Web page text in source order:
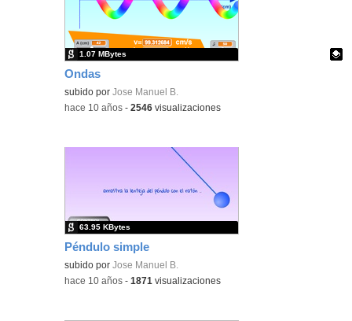
Ondas
Contenido educativo.
subido porJose Manuel B.
1.07 MBytes
-hace 10 años -2546 visualizaciones
Péndulo simple
subido porJose Manuel B.
63.95 KBytes
-hace 10 años -1871 visualizaciones